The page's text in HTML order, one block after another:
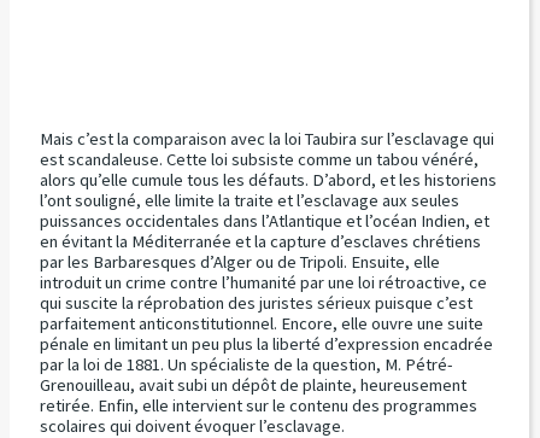
Mais c’est la comparaison avec la loi Taubira sur l’esclavage qui
est scandaleuse. Cette loi subsiste comme un tabou vénéré,
alors qu’elle cumule tous les défauts. D’abord, et les historiens
l’ont souligné, elle limite la traite et l’esclavage aux seules
puissances occidentales dans l’Atlantique et l’océan Indien, et
en évitant la Méditerranée et la capture d’esclaves chrétiens
par les Barbaresques d’Alger ou de Tripoli. Ensuite, elle
introduit un crime contre l’humanité par une loi rétroactive, ce
qui suscite la réprobation des juristes sérieux puisque c’est
parfaitement anticonstitutionnel. Encore, elle ouvre une suite
pénale en limitant un peu plus la liberté d’expression encadrée
par la loi de 1881. Un spécialiste de la question, M. Pétré-
Grenouilleau, avait subi un dépôt de plainte, heureusement
retirée. Enfin, elle intervient sur le contenu des programmes
scolaires qui doivent évoquer l’esclavage.